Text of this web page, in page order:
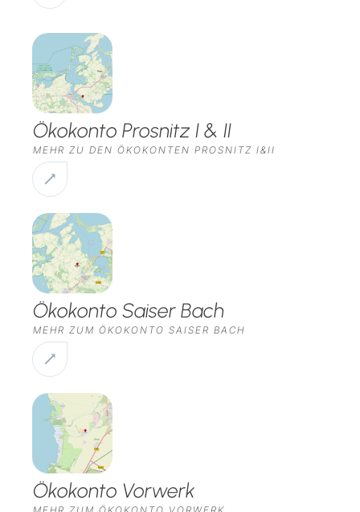
Ökokonto Prosnitz I & II
MEHR ZU DEN ÖKOKONTEN PROSNITZ I&II
Ökokonto Saiser Bach
MEHR ZUM ÖKOKONTO SAISER BACH
Ökokonto Vorwerk